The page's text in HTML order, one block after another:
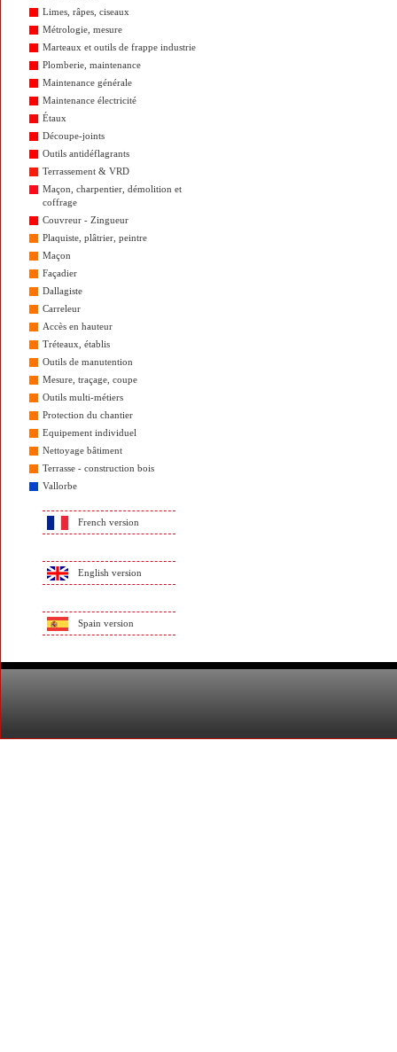
Limes, râpes, ciseaux
Métrologie, mesure
Marteaux et outils de frappe industrie
Plomberie, maintenance
Maintenance générale
Maintenance électricité
Étaux
Découpe-joints
Outils antidéflagrants
Terrassement & VRD
Maçon, charpentier, démolition et
coffrage
Couvreur - Zingueur
Plaquiste, plâtrier, peintre
Maçon
Façadier
Dallagiste
Carreleur
Accès en hauteur
Tréteaux, établis
Outils de manutention
Mesure, traçage, coupe
Outils multi-métiers
Protection du chantier
Equipement individuel
Nettoyage bâtiment
Terrasse - construction bois
Vallorbe
French version
English version
Spain version